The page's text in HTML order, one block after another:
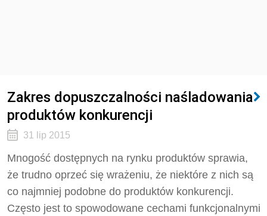
Zakres dopuszczalności naśladowania
produktów konkurencji
31 lip 2015
Mnogość dostępnych na rynku produktów sprawia,
że trudno oprzeć się wrażeniu, że niektóre z nich są
co najmniej podobne do produktów konkurencji.
Często jest to spowodowane cechami funkcjonalnymi